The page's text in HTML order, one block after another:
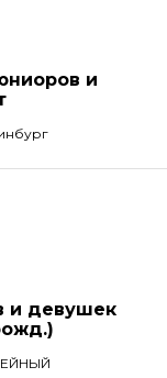
и
и девушек